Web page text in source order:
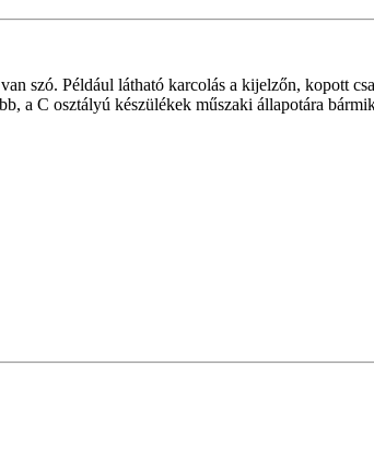
szó. Például látható karcolás a kijelzőn, kopott
a C osztályú készülékek műszaki állapotára